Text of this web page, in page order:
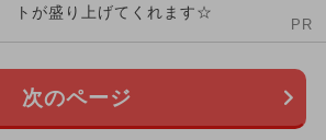
トが盛り上げてくれます☆
PR
次のページ